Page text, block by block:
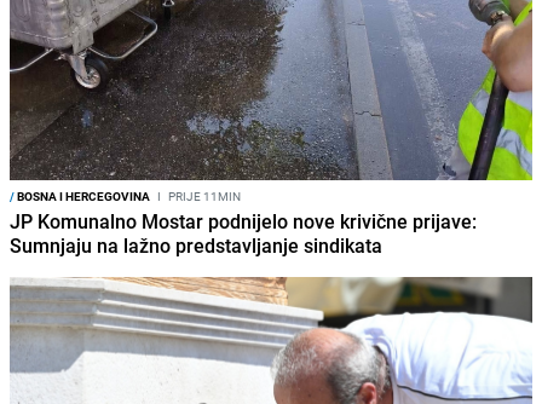
/BOSNA I HERCEGOVINA I PRIJE 11MIN
JP Komunalno Mostar podnijelo nove krivične prijave:
Sumnjaju na lažno predstavljanje sindikata